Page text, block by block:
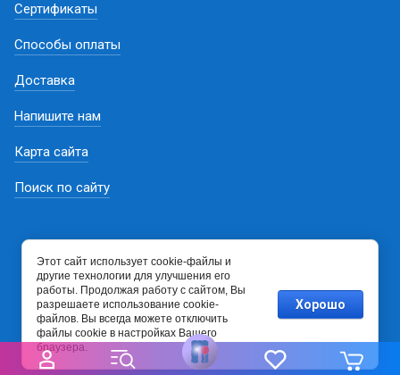
Сертификаты
Способы оплаты
Доставка
Напишите нам
Карта сайта
Поиск по сайту
Этот сайт использует cookie-файлы и
другие технологии для улучшения его
работы. Продолжая работу с сайтом, Вы
разрешаете использование cookie-
файлов. Вы всегда можете отключить
файлы cookie в настройках Вашего
браузера.
Хорошо